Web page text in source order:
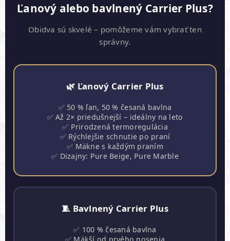
Ľanový alebo bavlnený Carrier Plus?
Obidva sú skvelé – pomôžeme vám vybrať ten
správny.
🌿 Ľanový Carrier Plus
✅ 50 % ľan, 50 % česaná bavlna
✅ Až 2× priedušnejší – ideálny na leto
✅ Prirodzená termoregulácia
✅ Rýchlejšie schnutie po praní
✅ Mäkne s každým praním
✅ Dizajny: Pure Beige, Pure Marble
🧵 Bavlnený Carrier Plus
✅ 100 % česaná bavlna
✅ Mäkší od prvého nosenia